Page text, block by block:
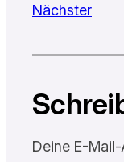
Nächster
Deine E-